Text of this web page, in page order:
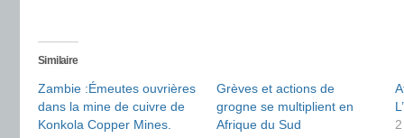
Similaire
Zambie :Émeutes ouvrières
dans la mine de cuivre de
Konkola Copper Mines.
Grèves et actions de
grogne se multiplient en
Afrique du Sud